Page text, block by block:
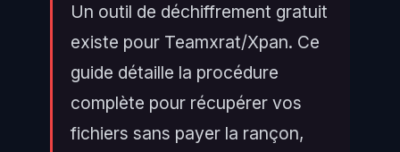
Un outil de déchiffrement gratuit
existe pour Teamxrat/Xpan. Ce
guide détaille la procédure
complète pour récupérer vos
fichiers sans payer la rançon,